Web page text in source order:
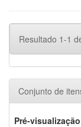
Resultado 1-1
Conjunto de
Pré-visualização